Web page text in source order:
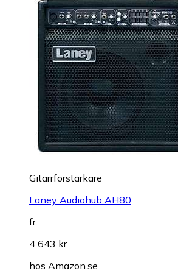
Gitarrförstärkare
Laney Audiohub AH80
fr.
4 643 kr
hos Amazon.se